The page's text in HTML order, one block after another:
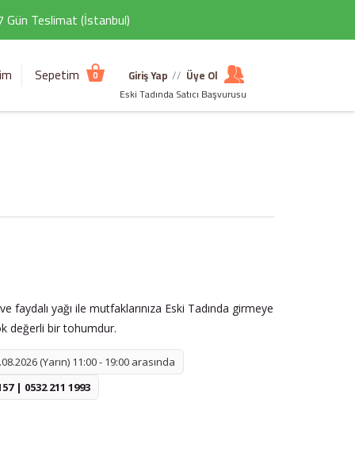
Gün Teslimat (İstanbul)
Sepetim 0 Giriş Yap // Üye Ol
Eski Tadında Satıcı Başvurusu
yağı ile mutfaklarınıza Eski Tadında girmeye
değerli bir tohumdur.
(Yarın) 11:00 - 19:00 arasında
| 0532 211 1993